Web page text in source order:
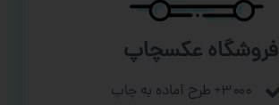
فروشگاه عکسچاپ
۳۰۰۰+ طرح آماده به چاپ